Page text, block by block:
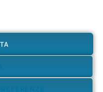
non sostituiscono in alcun modo
In presenza di patologie o disturbi
– si raccomanda sempre di rivolgersi al
qualificato. L’utente è pienamente
informazioni qui presenti, sollevando
responsabilità, diretta o indiretta,